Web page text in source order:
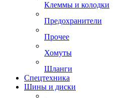
Клеммы и колодки
Предохранители
Прочее
Хомуты
Шланги
Спецтехника
Шины и диски